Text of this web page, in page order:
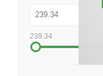
239.34